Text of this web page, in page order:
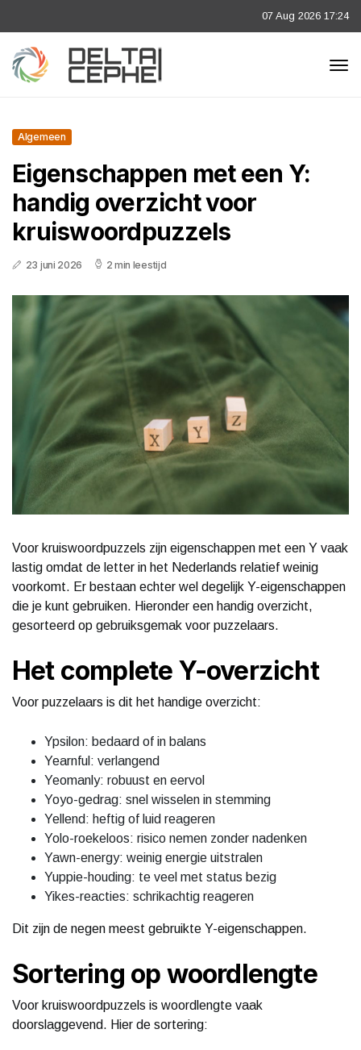
07 Aug 2026 17:24
Algemeen
Eigenschappen met een Y:
handig overzicht voor
kruiswoordpuzzels
23 juni 2026 2 min leestijd
Voor kruiswoordpuzzels zijn eigenschappen met een Y vaak
lastig omdat de letter in het Nederlands relatief weinig
voorkomt. Er bestaan echter wel degelijk Y-eigenschappen
die je kunt gebruiken. Hieronder een handig overzicht,
gesorteerd op gebruiksgemak voor puzzelaars.
Het complete Y-overzicht
Voor puzzelaars is dit het handige overzicht:
Ypsilon: bedaard of in balans
Yearnful: verlangend
Yeomanly: robuust en eervol
Yoyo-gedrag: snel wisselen in stemming
Yellend: heftig of luid reageren
Yolo-roekeloos: risico nemen zonder nadenken
Yawn-energy: weinig energie uitstralen
Yuppie-houding: te veel met status bezig
Yikes-reacties: schrikachtig reageren
Dit zijn de negen meest gebruikte Y-eigenschappen.
Sortering op woordlengte
Voor kruiswoordpuzzels is woordlengte vaak
doorslaggevend. Hier de sortering: